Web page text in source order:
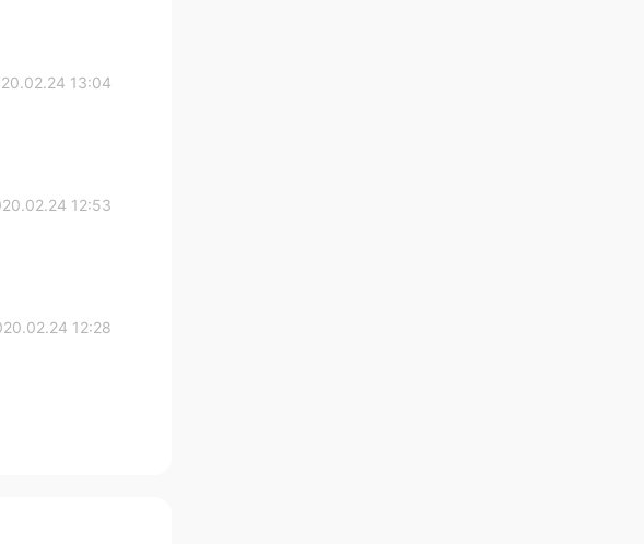
13:04
12:53
12:28